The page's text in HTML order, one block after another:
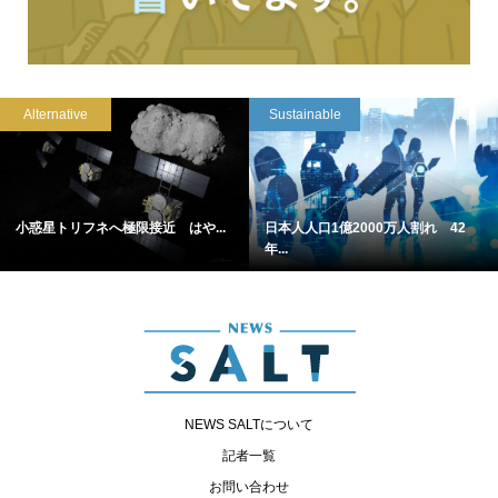
Alternative
小惑星トリフネへ極限接近 はや...
Sustainable
日本人人口1億2000万人割れ 42
年...
NEWS SALTについて
記者一覧
お問い合わせ